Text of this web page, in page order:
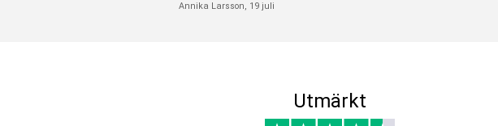
Annika Larsson, 19 juli
Utmärkt